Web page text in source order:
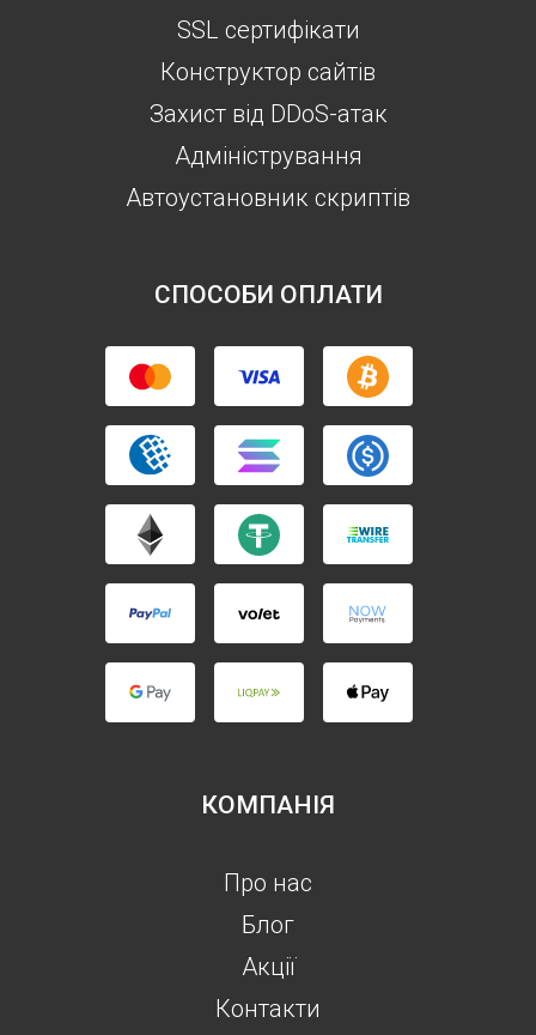
SSL сертифікати
Конструктор сайтів
Захист від DDoS-атак
Aдміністрування
Автоустановник скриптів
СПОСОБИ ОПЛАТИ
КОМПАНІЯ
Про нас
Блог
Акції
Контакти